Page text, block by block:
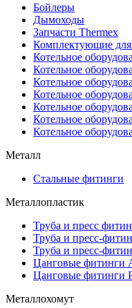
Бойлеры
Дымоходы
Запчасти Thermex
Комплектующие для
Котельное
Котельное
Котельное
Котельное
Котельное
Котельное
Котельное
Металл
Стальные фитинги
Металлопластик
Труба и пресс
Труба и пресс-
Труба и пресс-
Цанговые фитинги
Цанговые фитинги
Металлохомут